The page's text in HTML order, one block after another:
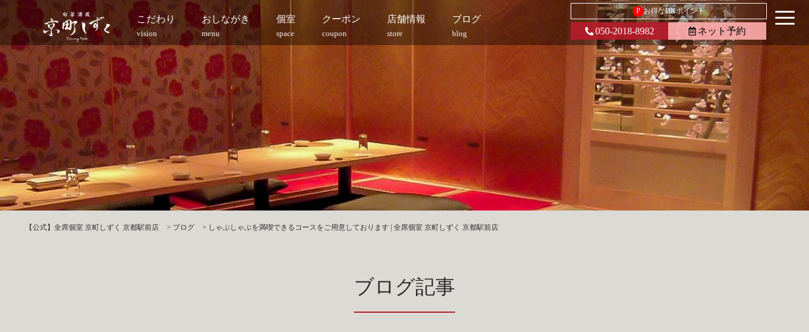
こだわり
vision
おしながき
menu
個室
space
クーポン
coupon
店舗情報
store
ブログ
blog
P お得なDKポイント
050-2018-8982 ネット予約
【公式】全席個室 京町しずく 京都駅前店 > ブログ > しゃぶしゃぶを満喫できるコースをご用意しております | 全席個室 京町しずく 京都駅前店
ブログ記事